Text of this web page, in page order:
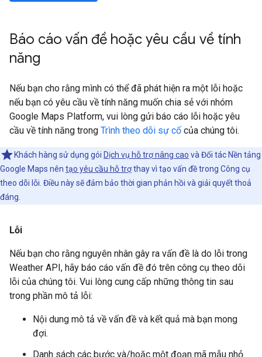
Báo cáo vấn đề hoặc yêu cầu về tính
năng
Nếu bạn cho rằng mình có thể đã phát hiện ra một lỗi hoặc
nếu bạn có yêu cầu về tính năng muốn chia sẻ với nhóm
Google Maps Platform, vui lòng gửi báo cáo lỗi hoặc yêu
cầu về tính năng trong Trình theo dõi sự cố của chúng tôi.
Khách hàng sử dụng gói Dịch vụ hỗ trợ nâng cao và Đối tác Nền tảng
Google Maps nên tạo yêu cầu hỗ trợthay vì tạo vấn đề trong Công cụ
theo dõi lỗi. Điều này sẽ đảm bảo thời gian phản hồi và giải quyết thoả
đáng.
Lỗi
Nếu bạn cho rằng nguyên nhân gây ra vấn đề là do lỗi trong
Weather API, hãy báo cáo vấn đề đó trên công cụ theo dõi
lỗi của chúng tôi. Vui lòng cung cấp những thông tin sau
trong phần mô tả lỗi:
Nội dung mô tả về vấn đề và kết quả mà bạn mong
đợi.
Danh sách các bước và/hoặc một đoạn mã mẫu nhỏ